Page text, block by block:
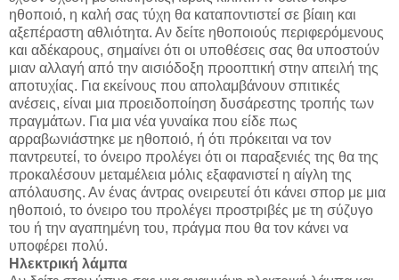
ηθοποιό, η καλή σας τύχη θα καταποντιστεί σε βίαιη και
αξεπέραστη αθλιότητα. Αν δείτε ηθοποιούς περιφερόμενους
και αδέκαρους, σημαίνει ότι οι υποθέσεις σας θα υποστούν
μιαν αλλαγή από την αισιόδοξη προοπτική στην απειλή της
αποτυχίας. Για εκείνους που απολαμβάνουν σπιτικές
ανέσεις, είναι μια προειδοποίηση δυσάρεστης τροπής των
πραγμάτων. Για μια νέα γυναίκα που είδε πως
αρραβωνιάστηκε με ηθοποιό, ή ότι πρόκειται να τον
παντρευτεί, το όνειρο προλέγει ότι οι παραξενιές της θα της
προκαλέσουν μεταμέλεια μόλις εξαφανιστεί η αίγλη της
απόλαυσης. Αν ένας άντρας ονειρευτεί ότι κάνει σπορ με μια
ηθοποιό, το όνειρο του προλέγει προστριβές με τη σύζυγο
του ή την αγαπημένη του, πράγμα που θα τον κάνει να
υποφέρει πολύ.
Ηλεκτρική λάμπα